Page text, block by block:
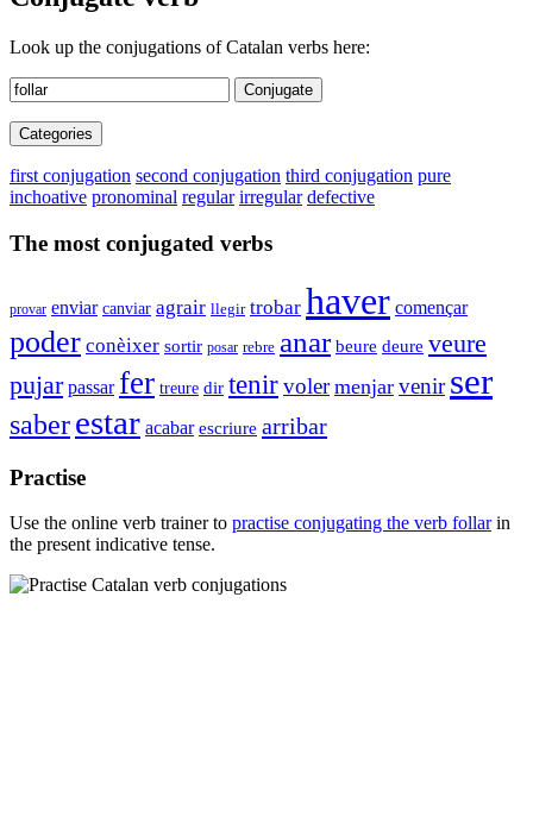
Look up the conjugations of Catalan verbs here:
Conjugate
Categories
first conjugation second conjugation third conjugation pure
inchoative pronominal regular irregular defective
The most conjugated verbs
provar enviar canviar agrair llegir trobar haver començar
poder conèixer sortir posar rebre anar beure deure veure
pujar passar fer treure dir tenirvoler menjar venir ser
saberestar acabar escriure arribar
Practise
Use the online verb trainer to practise conjugating the verb follarin
the present indicative tense.